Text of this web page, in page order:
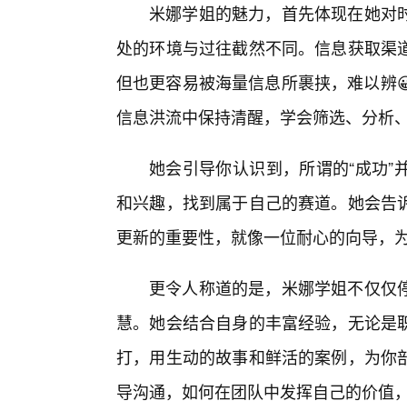
米娜学姐的魅力，首先体现在她
处的环境与过往截然不同。信息获取
但也更容易被海量信息所裹挟，难以
信息洪流中保持清醒，学会筛选、分析
她会引导你认识到，所谓的“成功
和兴趣，找到属于自己的赛道。她会
更新的重要性，就像一位耐心的向导，
更令人称道的是，米娜学姐不仅
慧。她会结合自身的丰富经验，无论
打，用生动的故事和鲜活的案例，为
导沟通，如何在团队中发挥自己的价值